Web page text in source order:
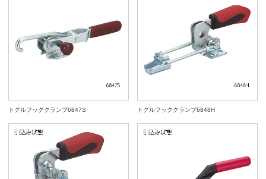
トグルフッククランプ6847S トグルフッククランプ6848H